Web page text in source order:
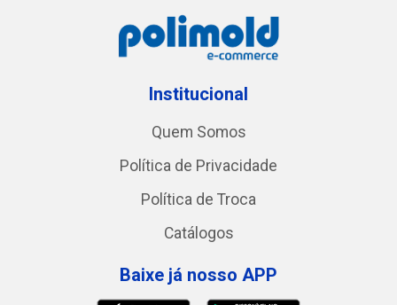
Institucional
Quem Somos
Política de Privacidade
Política de Troca
Catálogos
Baixe já nosso APP